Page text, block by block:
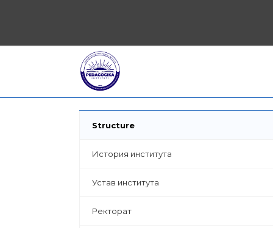
Structure
История института
Устав института
Ректорат